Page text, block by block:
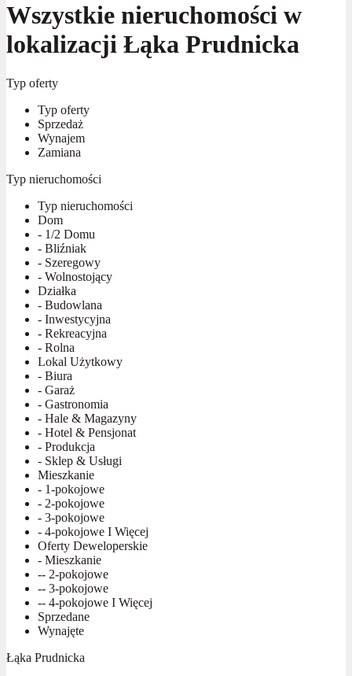
Wszystkie nieruchomości w
lokalizacji Łąka Prudnicka
Typ oferty
Typ oferty
Sprzedaż
Wynajem
Zamiana
Typ nieruchomości
Typ nieruchomości
Dom
- 1/2 Domu
- Bliźniak
- Szeregowy
- Wolnostojący
Działka
- Budowlana
- Inwestycyjna
- Rekreacyjna
- Rolna
Lokal Użytkowy
- Biura
- Garaż
- Gastronomia
- Hale & Magazyny
- Hotel & Pensjonat
- Produkcja
- Sklep & Usługi
Mieszkanie
- 1-pokojowe
- 2-pokojowe
- 3-pokojowe
- 4-pokojowe I Więcej
Oferty Deweloperskie
- Mieszkanie
-- 2-pokojowe
-- 3-pokojowe
-- 4-pokojowe I Więcej
Sprzedane
Wynajęte
Łąka Prudnicka